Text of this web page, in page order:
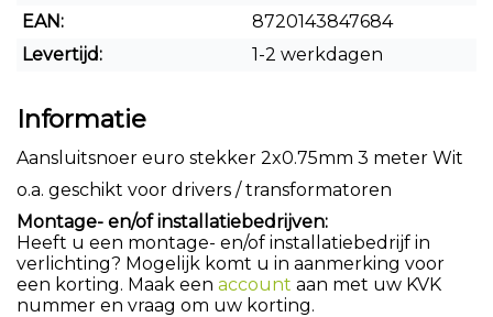
EAN:
8720143847684
Levertijd:
1-2 werkdagen
Informatie
Aansluitsnoer euro stekker 2x0.75mm 3 meter Wit
o.a. geschikt voor drivers / transformatoren
Montage- en/of installatiebedrijven:
Heeft u een montage- en/of installatiebedrijf in
verlichting? Mogelijk komt u in aanmerking voor
een korting. Maak een account aan met uw KVK
nummer en vraag om uw korting.